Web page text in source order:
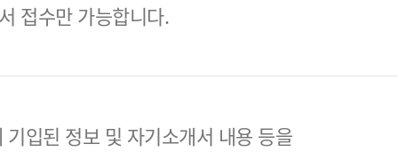
접수만 가능합니다.
입된 정보 및 자기소개서 내용 등을